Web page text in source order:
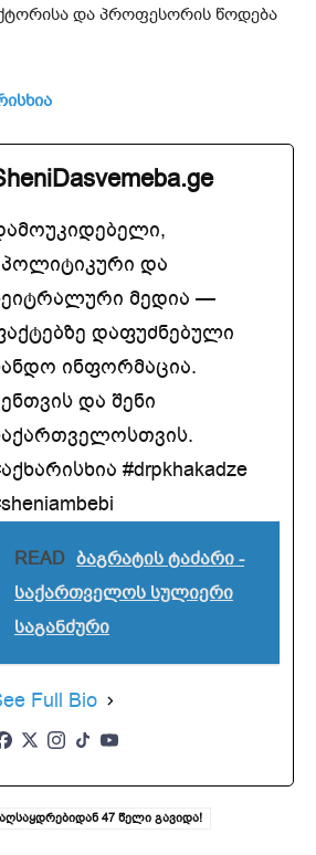
და პრო­ფე­სო­რის წო­დე­ბა
და
მედია —
დაფუძნებული
ინფორმაცია.
და შენი
#drpkhakadze
READ ბაგრატის ტაძარი -
საქართველოს სულიერი
საგანძური
Full Bio
47 წელი გავიდა!